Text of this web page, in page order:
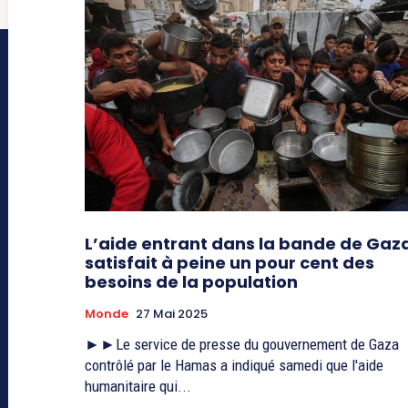
L’aide entrant dans la bande de
satisfait à peine un pour cent des
besoins de la population
Monde 27 Mai 2025
►►Le service de presse du gouvernement de Gaza
contrôlé par le Hamas a indiqué samedi que l'aide
humanitaire qui...